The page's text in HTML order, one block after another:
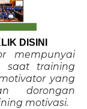
DISINI
mempunyai
saat training
yang
dorongan
motivasi.